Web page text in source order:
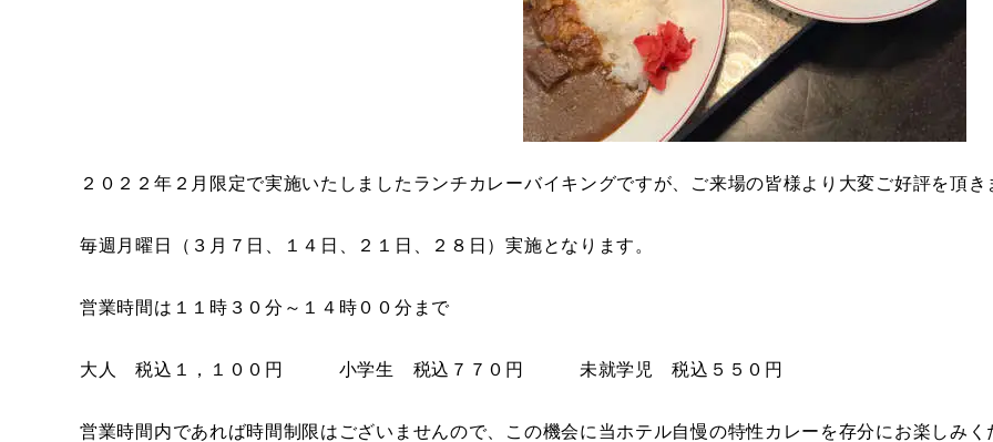
２０２２年２月限定で実施いたしましたランチカレーバイキングですが、ご来場の皆様より大変ご好評を頂
毎週月曜日（３月７日、１４日、２１日、２８日）実施となります。
営業時間は１１時３０分～１４時００分まで
大人 税込１，１００円 小学生 税込７７０円 未就学児 税込５５０円
営業時間内であれば時間制限はございませんので、この機会に当ホテル自慢の特性カレーを存分にお楽しみく